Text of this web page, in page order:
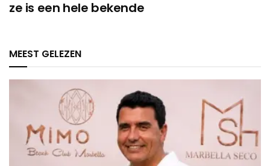
ze is een hele bekende
MEEST GELEZEN